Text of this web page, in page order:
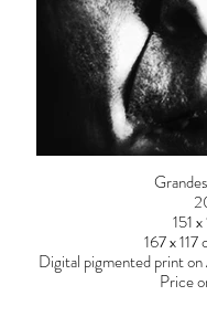
151
167 x
Digital pigmented print
Price